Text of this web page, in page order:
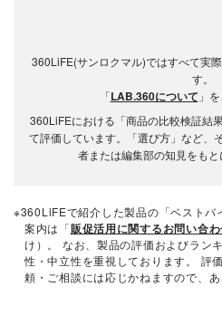
360LiFE(サンロクマル)ではすべて実
す。
「LAB.360について 」
360LiFEにおける「商品の比較検証結
て評価しています。「選び方」など、
者または編集部の知見をもと
※360LiFEで紹介した製品の「ベストバ
案内は「販促活用に関するお問い合
け）。 なお、製品の評価およびラン
性・中立性を重視しております。 評
頼・ご相談には応じかねますので、あ